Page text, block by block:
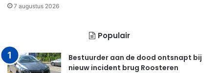
7 augustus 2026
Populair
Bestuurder aan de dood ontsnapt bij
nieuw incident brug Roosteren